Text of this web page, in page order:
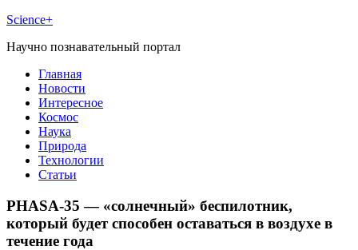
Science+
Научно познавательный портал
Главная
Новости
Интересное
Космос
Наука
Природа
Технологии
Статьи
PHASA-35 — «солнечный» беспилотник,
который будет способен оставаться в воздухе в
течение года